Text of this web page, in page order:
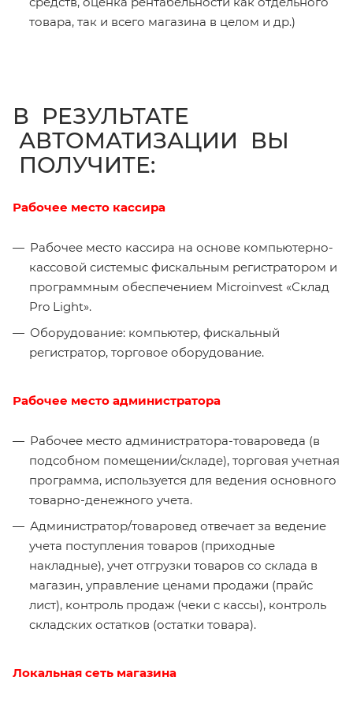
товара, так и всего магазина в целом и др.)
В РЕЗУЛЬТАТЕ
АВТОМАТИЗАЦИИ ВЫ
ПОЛУЧИТЕ:
Рабочее место кассира
Рабочее место кассира на основе компьютерно-
кассовой системыс фискальным регистратором и
программным обеспечением Microinvest «Склад
Pro Light».
Оборудование: компьютер, фискальный
регистратор, торговое оборудование.
Рабочее место администратора
Рабочее место администратора-товароведа (в
подсобном помещении/складе), торговая учетная
программа, используется для ведения основного
товарно-денежного учета.
Администратор/товаровед отвечает за ведение
учета поступления товаров (приходные
накладные), учет отгрузки товаров со склада в
магазин, управление ценами продажи (прайс
лист), контроль продаж (чеки с кассы), контроль
складских остатков (остатки товара).
Локальная сеть магазина